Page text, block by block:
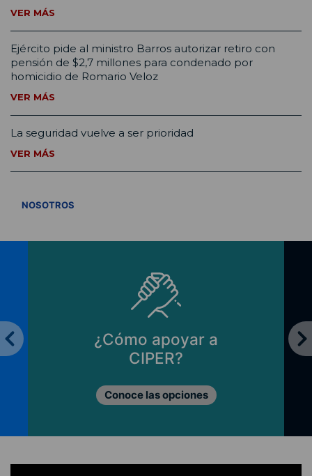
VER MÁS
Ejército pide al ministro Barros autorizar retiro con
pensión de $2,7 millones para condenado por
homicidio de Romario Veloz
VER MÁS
La seguridad vuelve a ser prioridad
VER MÁS
NOSOTROS
¿Cómo apoyar a
CIPER?
Conoce las opciones